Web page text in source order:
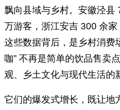
市，股票代
行业媒体
体传播、数
商业陪跑
府、文旅、
主的文旅产
大数据中心
飘向县域与乡村。安徽泾县
万游客，浙江安吉 300 余家
这些数据背后，是乡村消费
咖” 不再是简单的饮品售卖
观、乡土文化与现代生活的
它们的爆发式增长，既让地